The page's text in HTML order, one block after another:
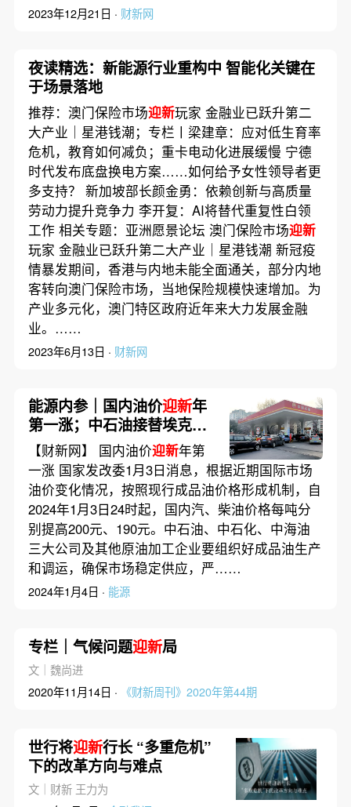
2023年12月21日 · 财新网
夜读精选：新能源行业重构中 智能化关键在
于场景落地
推荐：澳门保险市场迎新玩家 金融业已跃升第二
大产业｜星港钱潮；专栏丨梁建章：应对低生育率
危机，教育如何减负；重卡电动化进展缓慢 宁德
时代发布底盘换电方案……如何给予女性领导者更
多支持？ 新加坡部长颜金勇：依赖创新与高质量
劳动力提升竞争力 李开复：AI将替代重复性白领
工作 相关专题：亚洲愿景论坛 澳门保险市场迎新
玩家 金融业已跃升第二大产业｜星港钱潮 新冠疫
情暴发期间，香港与内地未能全面通关，部分内地
客转向澳门保险市场，当地保险规模快速增加。为
产业多元化，澳门特区政府近年来大力发展金融
业。……
2023年6月13日 · 财新网
能源内参｜国内油价迎新年
第一涨；中石油接替埃克森
美孚 成为伊拉克一巨型油田
牵头合同者
【财新网】 国内油价迎新年第
一涨 国家发改委1月3日消息，根据近期国际市场
油价变化情况，按照现行成品油价格形成机制，自
2024年1月3日24时起，国内汽、柴油价格每吨分
别提高200元、190元。中石油、中石化、中海油
三大公司及其他原油加工企业要组织好成品油生产
和调运，确保市场稳定供应，严……
2024年1月4日 · 能源
专栏｜气候问题迎新局
文｜魏尚进
2020年11月14日 · 《财新周刊》2020年第44期
世行将迎新行长 “多重危机”
下的改革方向与难点
文｜财新 王力为